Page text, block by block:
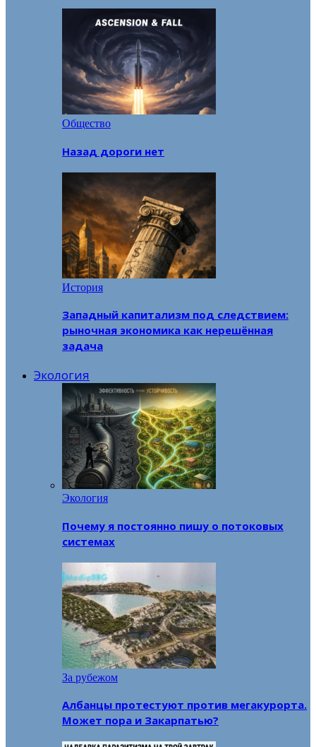
Общество
Назад дороги нет
История
Западный капитализм под следствием:
рыночная экономика как нерешённая
задача
Экология
Экология
Почему я постоянно пишу о потоковых
системах
За рубежом
Албанцы протестуют против мегакурорта.
Может пора и Закарпатью?